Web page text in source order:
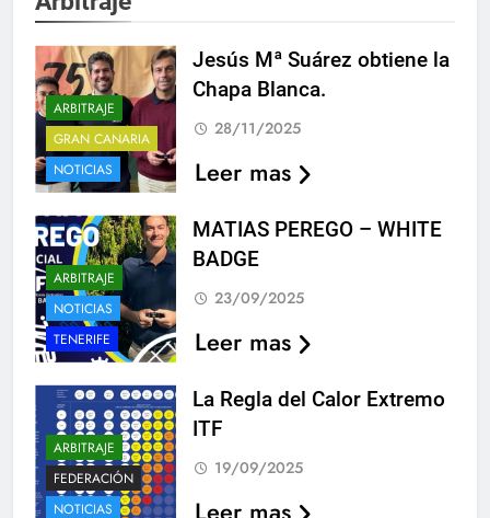
ARBITRAJE
GRAN CANARIA
NOTICIAS
Jesús Mª Suárez obtiene la
Chapa Blanca.
28/11/2025
Leer mas
ARBITRAJE
NOTICIAS
TENERIFE
MATIAS PEREGO – WHITE
BADGE
23/09/2025
Leer mas
ARBITRAJE
FEDERACIÓN
NOTICIAS
La Regla del Calor Extremo
ITF
19/09/2025